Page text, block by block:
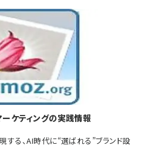
ケティングの実践情報
る、AI時代に“選ばれる”ブランド設